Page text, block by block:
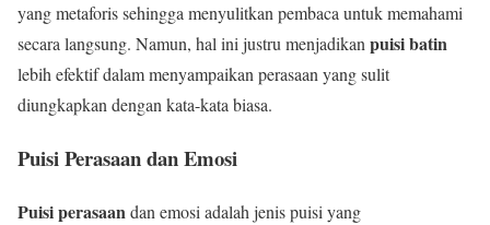
yang metaforis sehingga menyulitkan pembaca untuk memahami
secara langsung. Namun, hal ini justru menjadikan puisi batin
lebih efektif dalam menyampaikan perasaan yang sulit
diungkapkan dengan kata-kata biasa.
Puisi Perasaan dan Emosi
Puisi perasaandan emosi adalah jenis puisi yang